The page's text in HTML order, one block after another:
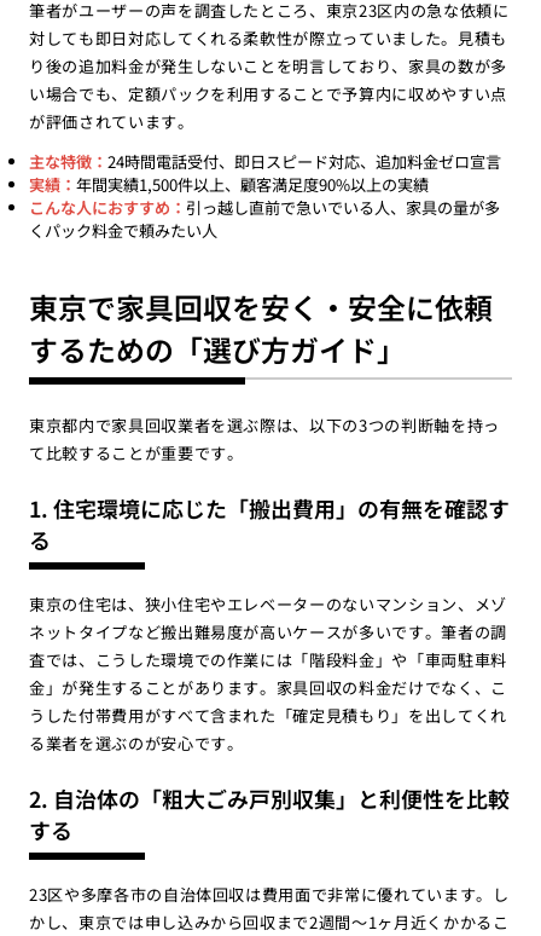
筆者がユーザーの声を調査したところ、東京23区内の急な依頼に
対しても即日対応してくれる柔軟性が際立っていました。見積も
り後の追加料金が発生しないことを明言しており、家具の数が多
い場合でも、定額パックを利用することで予算内に収めやすい点
が評価されています。
主な特徴： 24時間電話受付、即日スピード対応、追加料金ゼロ宣言
実績： 年間実績1,500件以上、顧客満足度90%以上の実績
こんな人におすすめ： 引っ越し直前で急いでいる人、家具の量が多
くパック料金で頼みたい人
東京で家具回収を安く・安全に依頼
するための「選び方ガイド」
東京都内で家具回収業者を選ぶ際は、以下の3つの判断軸を持っ
て比較することが重要です。
1. 住宅環境に応じた「搬出費用」の有無を確認す
る
東京の住宅は、狭小住宅やエレベーターのないマンション、メゾ
ネットタイプなど搬出難易度が高いケースが多いです。筆者の調
査では、こうした環境での作業には「階段料金」や「車両駐車料
金」が発生することがあります。家具回収の料金だけでなく、こ
うした付帯費用がすべて含まれた「確定見積もり」を出してくれ
る業者を選ぶのが安心です。
2. 自治体の「粗大ごみ戸別収集」と利便性を比較
する
23区や多摩各市の自治体回収は費用面で非常に優れています。し
かし、東京では申し込みから回収まで2週間〜1ヶ月近くかかるこ